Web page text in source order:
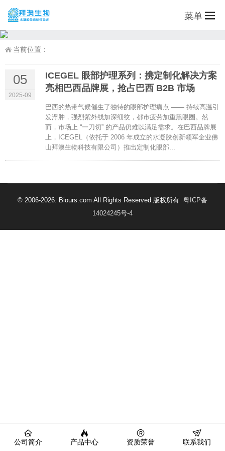
菜单
当前位置：
05
2025-09
ICEGEL 眼部护理系列：携定制化解决方案
亮相巴西品牌展，抢占巴西 B2B 市场
巴西的热带气候催生了独特的眼部护理痛点 —— 持续高温引
发浮肿，强烈紫外线加深细纹，都市疲劳加重黑眼圈。然
而，市场上 “一刀切” 的产品仍难以满足需求。在巴西品牌展
上，ICEGEL（依托于 2006 年成立的水凝胶创新领军企业佛
山拜澳生物科技有限公司）推出定制化眼部...
© 2006-2026. Biours.com All Rights Reserved.版权所有 粤ICP备
14024245号-4
公司简介 产品中心 资质荣誉 联系我们